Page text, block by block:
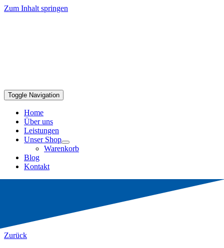
Zum Inhalt springen
Toggle Navigation
Home
Über uns
Leistungen
Unser Shop
Warenkorb
Blog
Kontakt
Zurück